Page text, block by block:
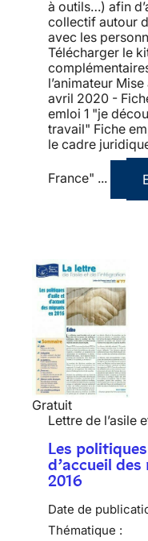
à outils…) afin
collectif autour
avec les
Télécharger le
l’animateur
avril 2020 -
emloi 1 "je
travail" Fiche
le cadre
France" ...
Gratuit
Lettre de l’asile
Les
d’accueil
2016
Date de
Thématique :